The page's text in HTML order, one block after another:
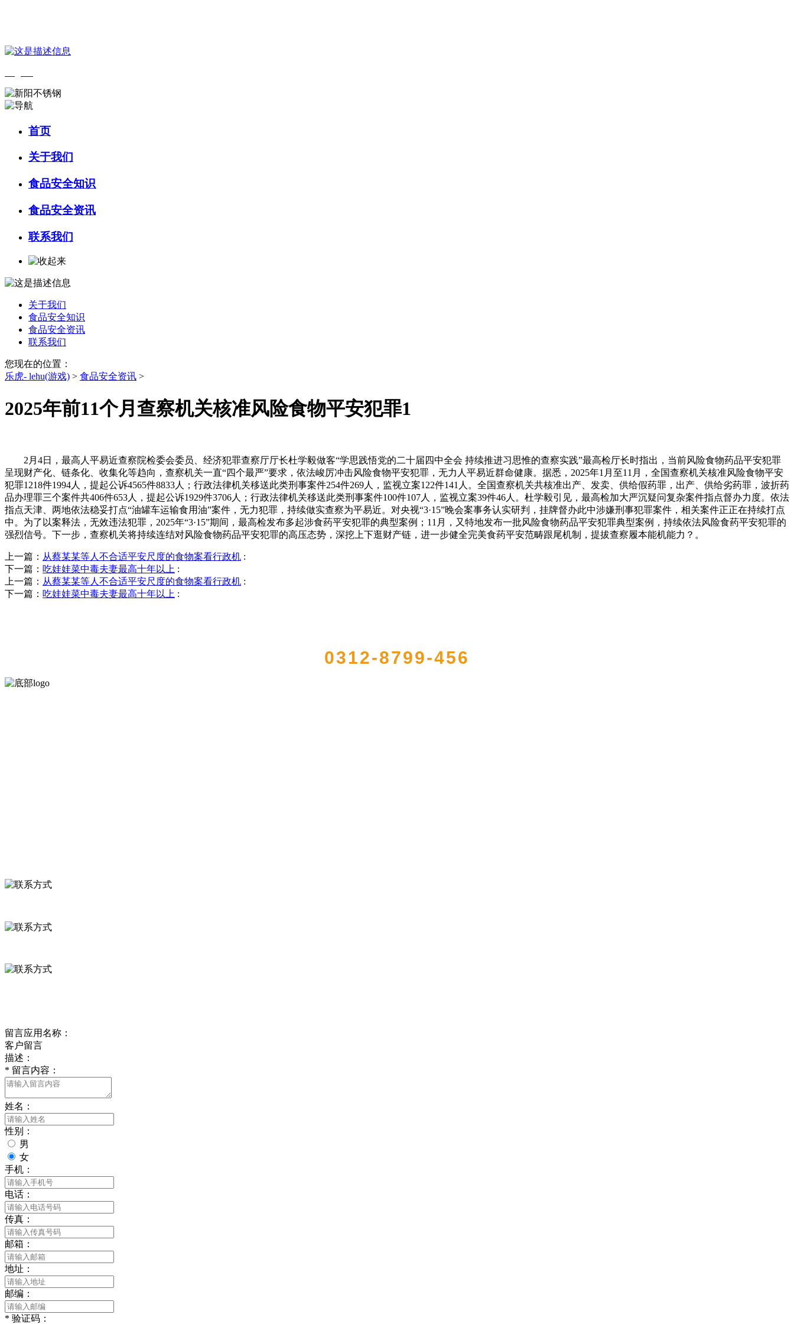
首页
关于我们
食品安全知识
食品安全资讯
联系我们
关于我们
食品安全知识
食品安全资讯
联系我们
您现在的位置：
乐虎- lehu(游戏) > 食品安全资讯 >
2025年前11个月查察机关核准风险食物平安犯罪1
2月4日，最高人平易近查察院检委会委员、经济犯罪查察厅厅长杜学毅做客“学思践悟党的二十届四中全会 持续推进习思惟的查察实践”最高检厅长时指出，当前风险食物药品平安犯罪
呈现财产化、链条化、收集化等趋向，查察机关一直“四个最严”要求，依法峻厉冲击风险食物平安犯罪，无力人平易近群命健康。据悉，2025年1月至11月，全国查察机关核准风险食物平安
犯罪1218件1994人，提起公诉4565件8833人；行政法律机关移送此类刑事案件254件269人，监视立案122件141人。全国查察机关共核准出产、发卖、供给假药罪，出产、供给劣药罪，波折药
品办理罪三个案件共406件653人，提起公诉1929件3706人；行政法律机关移送此类刑事案件100件107人，监视立案39件46人。杜学毅引见，最高检加大严沉疑问复杂案件指点督办力度。依法
指点天津、两地依法稳妥打点“油罐车运输食用油”案件，无力犯罪，持续做实查察为平易近。对央视“3·15”晚会案事务认实研判，挂牌督办此中涉嫌刑事犯罪案件，相关案件正正在持续打点
中。为了以案释法，无效违法犯罪，2025年“3·15”期间，最高检发布多起涉食药平安犯罪的典型案例；11月，又特地发布一批风险食物药品平安犯罪典型案例，持续依法风险食药平安犯罪的
强烈信号。下一步，查察机关将持续连结对风险食物药品平安犯罪的高压态势，深挖上下逛财产链，进一步健全完美食药平安范畴跟尾机制，提拔查察履本能机能力？。
上一篇： 从蔡某某等人不合适平安尺度的食物案看行政机 :
下一篇： 吃娃娃菜中毒夫妻最高十年以上 :
上一篇： 从蔡某某等人不合适平安尺度的食物案看行政机 :
下一篇： 吃娃娃菜中毒夫妻最高十年以上 :
0312-8799-456
留言应用名称：
客户留言
描述：
* 留言内容：
姓名：
性别：
男
女
手机：
电话：
传真：
邮箱：
地址：
邮编：
* 验证码：